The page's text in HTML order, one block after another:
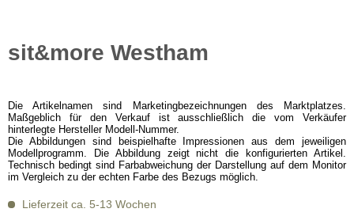
sit&more Westham
Die Artikelnamen sind Marketingbezeichnungen des Marktplatzes.
Maßgeblich für den Verkauf ist ausschließlich die vom Verkäufer
hinterlegte Hersteller Modell-Nummer.
Die Abbildungen sind beispielhafte Impressionen aus dem jeweiligen
Modellprogramm. Die Abbildung zeigt nicht die konfigurierten Artikel.
Technisch bedingt sind Farbabweichung der Darstellung auf dem Monitor
im Vergleich zu der echten Farbe des Bezugs möglich.
Lieferzeit ca. 5-13 Wochen